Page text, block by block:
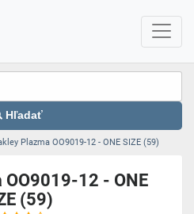
Hľadať
Plazma OO9019-12 - ONE SIZE (59)
OO9019-12 - ONE
(59)